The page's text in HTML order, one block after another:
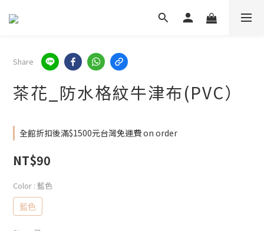
Share
茶花_防水格紋牛津布(PVC）
全館折扣後滿$1500元台灣免運費 on order
NT$90
Color : 藍色
藍色